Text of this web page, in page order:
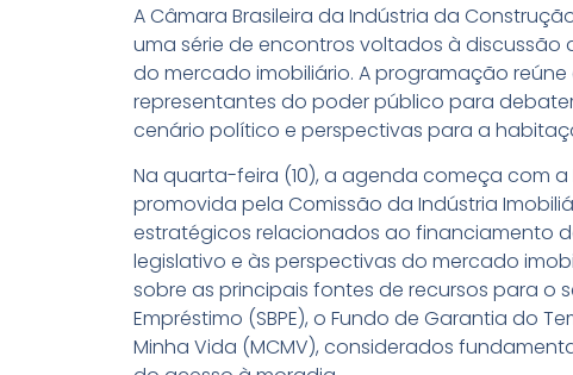
A Câmara Brasileira da Indústria da
uma série de encontros voltados à
do mercado imobiliário. A programação
representantes do poder público para
cenário político e perspectivas para a
Na quarta-feira (10), a agenda começa com a
promovida pela Comissão da Indústria
estratégicos relacionados ao financiamento
legislativo e às perspectivas do mercado
sobre as principais fontes de recursos para o
Empréstimo (SBPE), o Fundo de Garantia do
Minha Vida (MCMV), considerados